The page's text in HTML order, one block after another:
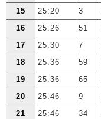
15
25:20 3
16
25:26 51
17
25:30 7
18
25:36 59
19
25:36 65
20
25:46 9
21
25:46 34